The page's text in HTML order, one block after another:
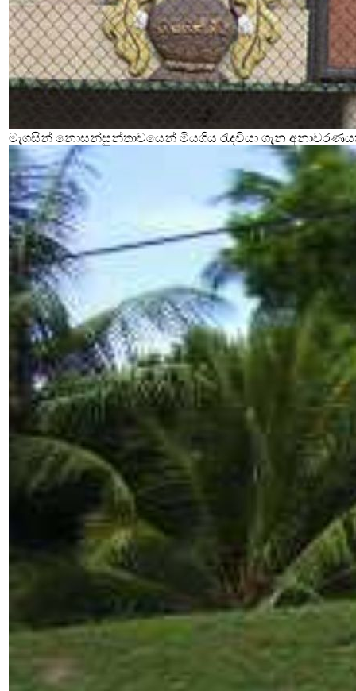
මැගසින් නොසන්සුන්තාවයෙන් මියගිය රැදවියා ගැන